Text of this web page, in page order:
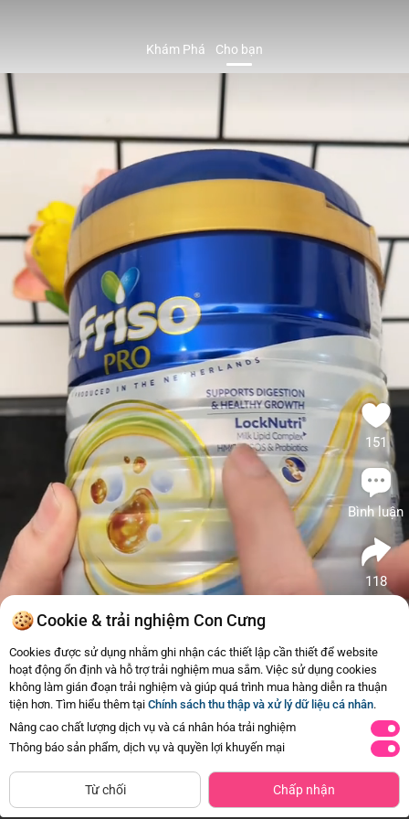
Khám Phá Cho bạn
#Suabot #VS
151
Bình luận
118
Tương tự
1
SPDDCT Friso Pro 3, 800g (trên 2
tuổi)
669.000đ
2
Combo
800g
Cookie & trải nghiệm Con Cưng
Cookies được sử dụng nhằm ghi nhận các thiết lập cần thiết để website
hoạt động ổn định và hỗ trợ trải nghiệm mua sắm. Việc sử dụng cookies
không làm gián đoạn trải nghiệm và giúp quá trình mua hàng diễn ra thuận
tiện hơn. Tìm hiểu thêm tại Chính sách thu thập và xử lý dữ liệu cá nhân.
Nâng cao chất lượng dịch vụ và cá nhân hóa trải nghiệm
Thông báo sản phẩm, dịch vụ và quyền lợi khuyến mại
Từ chối Chấp nhận
Danh mục Giỏ hàng